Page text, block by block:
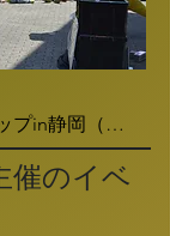
プin静岡（静
芸フェスティ
催のイベ